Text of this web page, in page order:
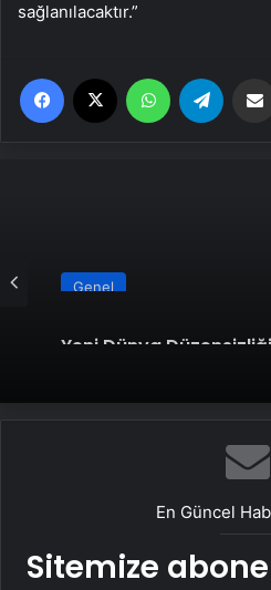
sağlanılacaktır.”
Facebook WhatsApp
Genel
Politikası ve Hakan
En Güncel
Sitemize